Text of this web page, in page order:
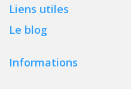
Liens utiles
Le blog
Informations